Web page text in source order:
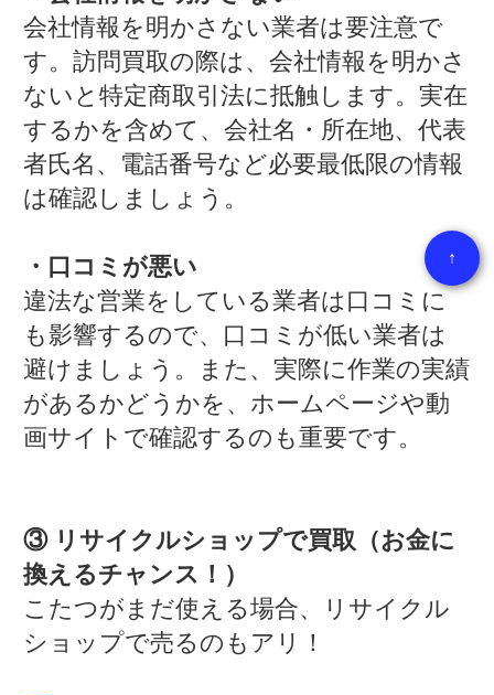
↑
会社情報を明かさない業者は要注意で
す。訪問買取の際は、会社情報を明かさ
ないと特定商取引法に抵触します。実在
するかを含めて、会社名・所在地、代表
者氏名、電話番号など必要最低限の情報
は確認しましょう。
・口コミが悪い
違法な営業をしている業者は口コミに
も影響するので、口コミが低い業者は
避けましょう。また、実際に作業の実績
があるかどうかを、ホームページや動
画サイトで確認するのも重要です。
③ リサイクルショップで買取（お金に
換えるチャンス！）
こたつがまだ使える場合、リサイクル
ショップで売るのもアリ！